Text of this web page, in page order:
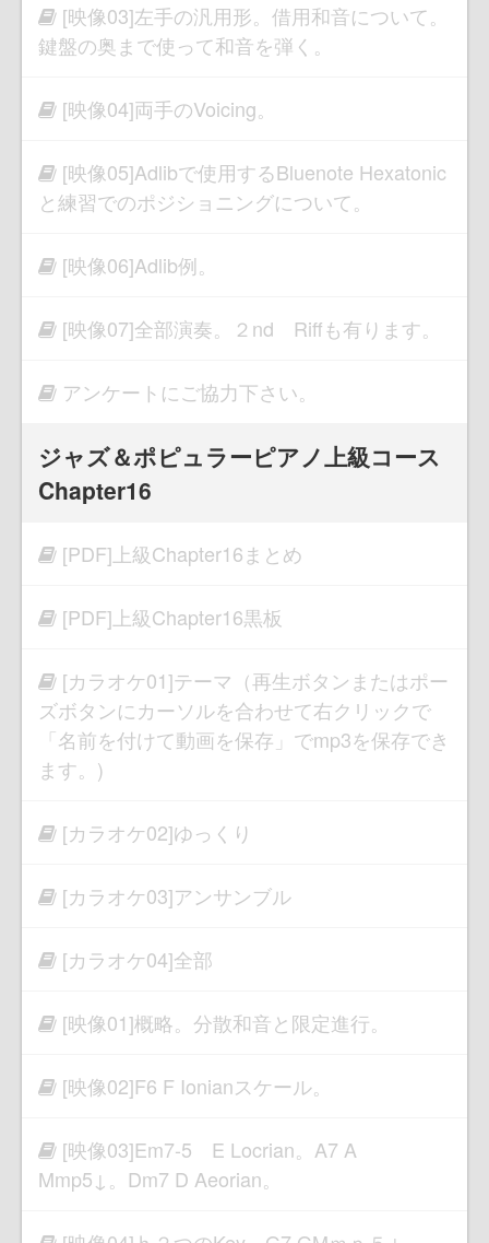
[映像03]左手の汎用形。借用和音について。
鍵盤の奥まで使って和音を弾く。
[映像04]両手のVoicing。
[映像05]Adlibで使用するBluenote Hexatonic
と練習でのポジショニングについて。
[映像06]Adlib例。
[映像07]全部演奏。２nd Riffも有ります。
アンケートにご協力下さい。
ジャズ＆ポピュラーピアノ上級コース
Chapter16
[PDF]上級Chapter16まとめ
[PDF]上級Chapter16黒板
[カラオケ01]テーマ（再生ボタンまたはポー
ズボタンにカーソルを合わせて右クリックで
「名前を付けて動画を保存」でmp3を保存でき
ます。)
[カラオケ02]ゆっくり
[カラオケ03]アンサンブル
[カラオケ04]全部
[映像01]概略。分散和音と限定進行。
[映像02]F6 F Ionianスケール。
[映像03]Em7-5 E Locrian。A7 A
Mmp5↓。Dm7 D Aeorian。